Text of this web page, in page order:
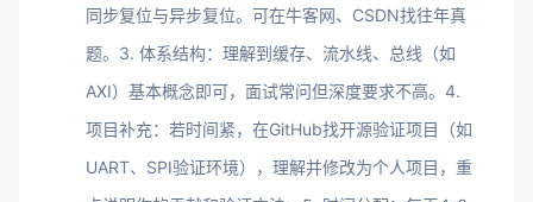
同步复位与异步复位。可在牛客网、CSDN找往年真
题。3. 体系结构：理解到缓存、流水线、总线（如
AXI）基本概念即可，面试常问但深度要求不高。4.
项目补充：若时间紧，在GitHub找开源验证项目（如
UART、SPI验证环境），理解并修改为个人项目，重